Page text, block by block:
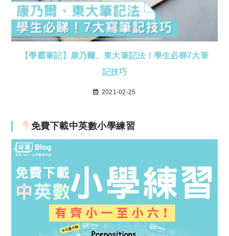
【學霸筆記】康乃爾、東大筆記法！學生必睇7大筆
記技巧
2021-02-25
免費下載中英數小學練習